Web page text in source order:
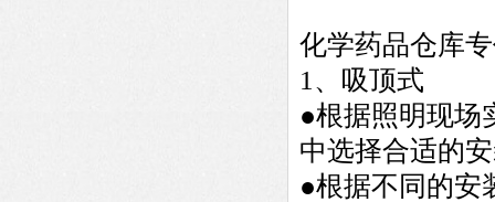
化学药品仓库
1、吸顶式
●根据照明现场
中选择合适的
●根据不同的安